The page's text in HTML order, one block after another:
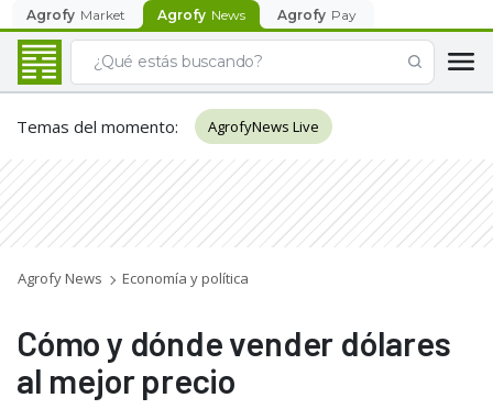
Agrofy Market Agrofy News Agrofy Pay
Temas del momento: AgrofyNews Live
Agrofy News Economía y política
Cómo y dónde vender dólares
al mejor precio